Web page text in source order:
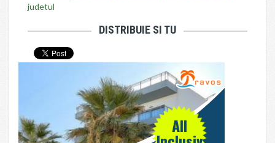
judetul
DISTRIBUIE SI TU